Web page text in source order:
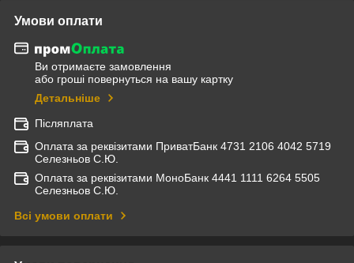
Умови оплати
Ви отримаєте замовлення
або гроші повернуться на вашу картку
Детальніше
Післяплата
Оплата за реквізитами ПриватБанк 4731 2106 4042 5719
Селезньов С.Ю.
Оплата за реквізитами МоноБанк 4441 1111 6264 5505
Селезньов С.Ю.
Всі умови оплати